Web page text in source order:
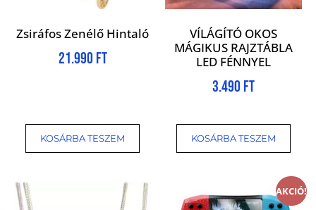
Zsiráfos Zenélő Hintaló
21.990 Ft
KOSÁRBA TESZEM
VÍLÁGÍTÓ OKOS
MÁGIKUS RAJZTÁBLA
LED FÉNNYEL
3.490 Ft
KOSÁRBA TESZEM
AKCIÓ!